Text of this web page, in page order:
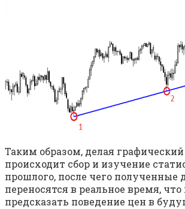
Таким образом, делая
происходит сбор и изучение
прошлого, после чего полученные
переносятся в реальное время, что
предсказать поведение цен в